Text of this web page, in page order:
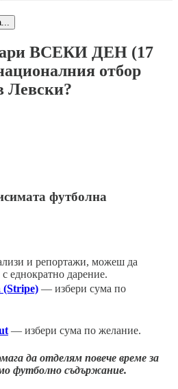
ВСЕКИ ДЕН (17
отбор
Левски?
футболна
и репортажи, можеш да
еднократно дарение.
(Stripe) — избери сума по
— избери сума по желание.
да отделям повече време за
футболно съдържание.